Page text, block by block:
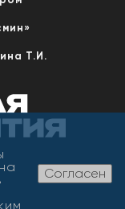
Т.И.
Согласен